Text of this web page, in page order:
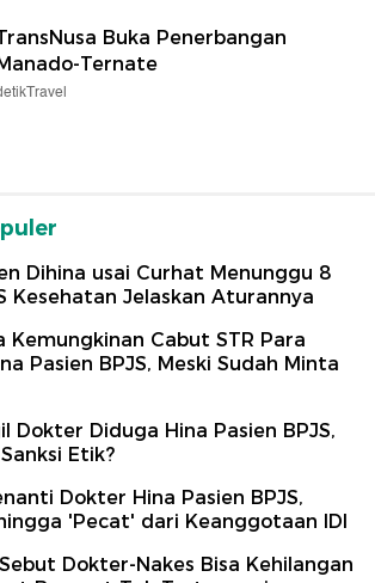
Buka Penerbangan
Ternate
Dihina usai Curhat Menunggu 8
Kesehatan Jelaskan Aturannya
Kemungkinan Cabut STR Para
Pasien BPJS, Meski Sudah Minta
Dokter Diduga Hina Pasien BPJS,
Etik?
Dokter Hina Pasien BPJS,
'Pecat' dari Keanggotaan IDI
Dokter-Nakes Bisa Kehilangan